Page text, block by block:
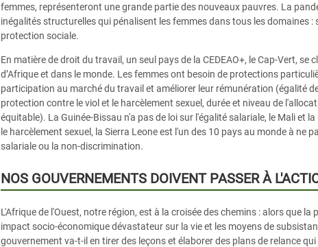
femmes, représenteront une grande partie des nouveaux pauvres. La
inégalités structurelles qui pénalisent les femmes dans tous les domaines :
protection sociale.
En matière de droit du travail, un seul pays de la CEDEAO+, le Cap-Vert, se
d’Afrique et dans le monde. Les femmes ont besoin de protections
participation au marché du travail et améliorer leur rémunération (égalité
protection contre le viol et le harcèlement sexuel, durée et niveau de
équitable). La Guinée-Bissau n'a pas de loi sur l'égalité salariale, le Mali et
le harcèlement sexuel, la Sierra Leone est l'un des 10 pays au monde à ne
salariale ou la non-discrimination.
NOS GOUVERNEMENTS DOIVENT PASSER À
L'Afrique de l'Ouest, notre région, est à la croisée des chemins : alors que
impact socio-économique dévastateur sur la vie et les moyens de
gouvernement va-t-il en tirer des leçons et élaborer des plans de relance